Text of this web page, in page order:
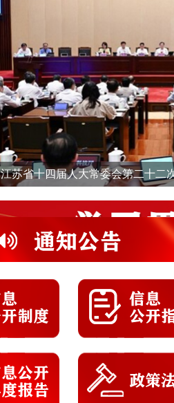
江苏省十四届人大常委会第二十二